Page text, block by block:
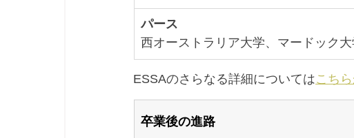
パース
西オーストラリア大学、マードック
ESSAのさらなる詳細についてはこち
卒業後の進路